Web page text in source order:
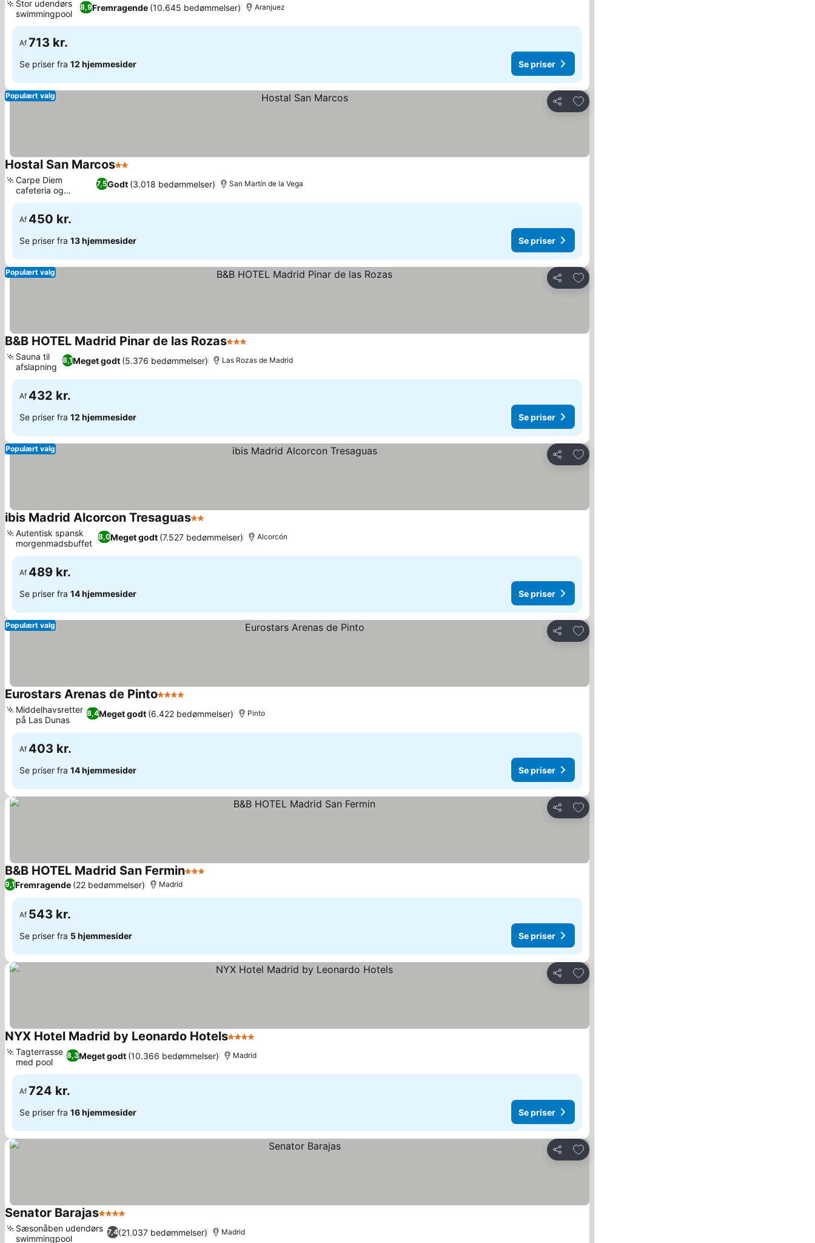
8,9Fremragende (10.645 bedømmelser)
Stor udendørs
swimmingpool
Aranjuez
Af 713 kr.
Se priser fra 12 hjemmesider Se priser
Del
Føj til favoritter
Populært valg
Hostal San Marcos2 Stjerner
7,5Godt (3.018 bedømmelser)
Carpe Diem
cafeteria og
terrasse
San Martín de la Vega
Af 450 kr.
Se priser fra 13 hjemmesider Se priser
Del
Føj til favoritter
Populært valg
B&B HOTEL Madrid Pinar de las Rozas3 Stjerner
8,1Meget godt (5.376 bedømmelser)
Sauna til
afslapning
Las Rozas de Madrid
Af 432 kr.
Se priser fra 12 hjemmesider Se priser
Del
Føj til favoritter
Populært valg
ibis Madrid Alcorcon Tresaguas2 Stjerner
8,0Meget godt (7.527 bedømmelser)
Autentisk spansk
morgenmadsbuffet
Alcorcón
Af 489 kr.
Se priser fra 14 hjemmesider Se priser
Del
Føj til favoritter
Populært valg
Eurostars Arenas de Pinto4 Stjerner
8,4Meget godt (6.422 bedømmelser)
Middelhavsretter
på Las Dunas
Pinto
Af 403 kr.
Se priser fra 14 hjemmesider Se priser
Del
Føj til favoritter
B&B HOTEL Madrid San Fermin3 Stjerner
9,1Fremragende (22 bedømmelser) Madrid
Af 543 kr.
Se priser fra 5 hjemmesider Se priser
Del
Føj til favoritter
NYX Hotel Madrid by Leonardo Hotels4 Stjerner
8,3Meget godt (10.366 bedømmelser)
Tagterrasse
med pool
Madrid
Af 724 kr.
Se priser fra 16 hjemmesider Se priser
Del
Føj til favoritter
Senator Barajas4 Stjerner
7,4(21.037 bedømmelser)
Sæsonåben udendørs
swimmingpool
Madrid